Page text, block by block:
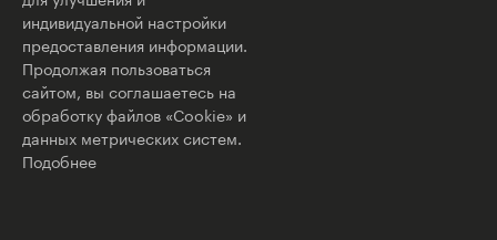
индивидуальной настройки
предоставления информации.
Продолжая пользоваться
сайтом, вы соглашаетесь на
обработку файлов «Cookie» и
данных метрических систем.
Подобнее